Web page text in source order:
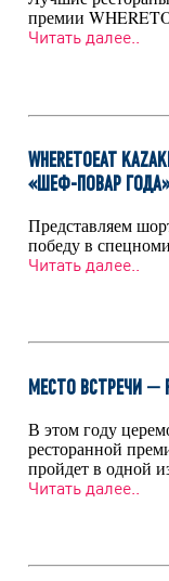
премии
Читать далее..
WHERETOEAT
«ШЕФ-ПОВАР
Представляем
победу в
Читать далее..
МЕСТО ВСТРЕЧИ —
В этом году
ресторанной
пройдет в одной
Читать далее..